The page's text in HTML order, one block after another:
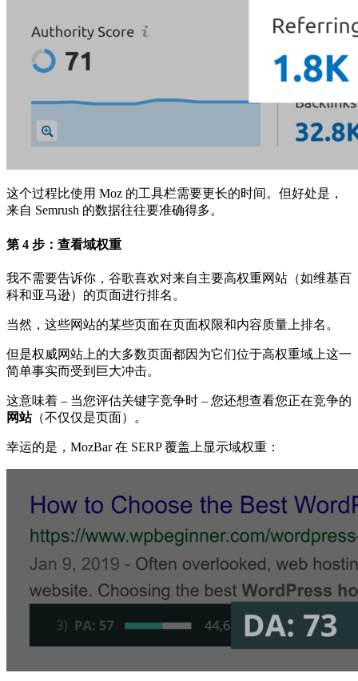
这个过程比使用 Moz 的工具栏需要更长的时间。但好处是，
来自 Semrush 的数据往往要准确得多。
第 4 步：查看域权重
我不需要告诉你，谷歌喜欢对来自主要高权重网站（如维基百
科和亚马逊）的页面进行排名。
当然，这些网站的某些页面在页面权限和内容质量上排名。
但是权威网站上的大多数页面都因为它们位于高权重域上这一
简单事实而受到巨大冲击。
这意味着 – 当您评估关键字竞争时 – 您还想查看您正在竞争的
网站（不仅仅是页面）。
幸运的是，MozBar 在 SERP 覆盖上显示域权重：